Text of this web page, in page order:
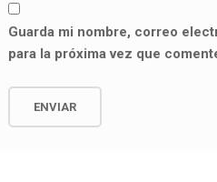
Guarda mi nombre, correo
para la próxima vez que